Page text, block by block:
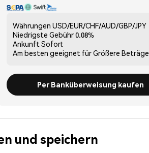
Währungen USD/EUR/CHF/AUD/GBP/JPY
Niedrigste Gebühr0.08%
Ankunft Sofort
Am besten geeignet fürGrößere Beträge
Per Banküberweisung kaufen
und speichern